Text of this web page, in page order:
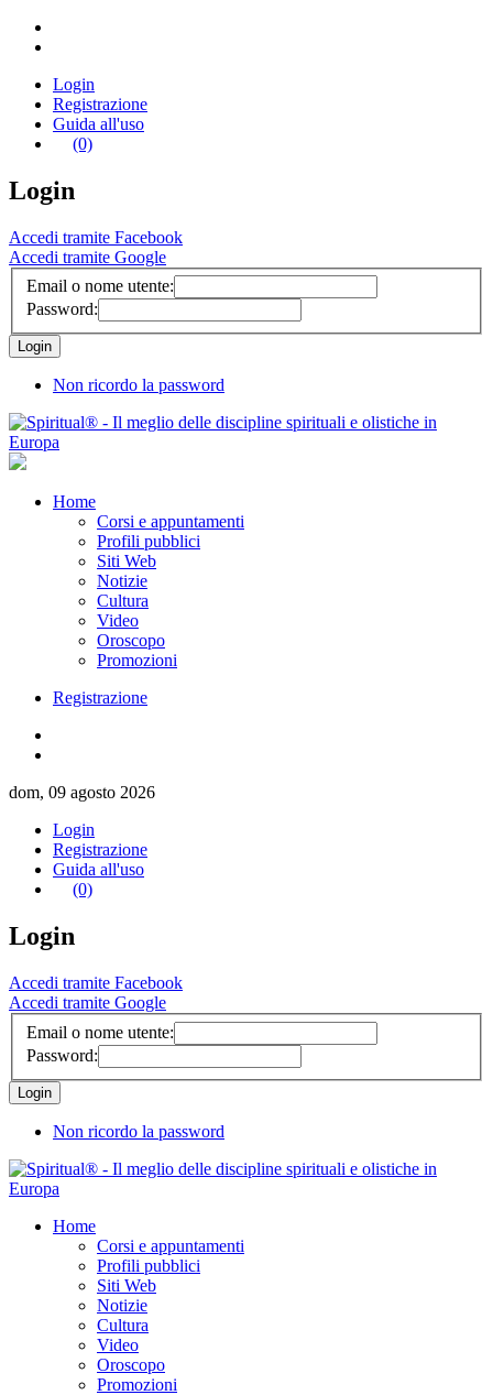
Login
Registrazione
Guida all'uso
(0)
Login
Accedi tramite Facebook
Accedi tramite Google
Email o nome utente:
Password:
Non ricordo la password
Home
Corsi e appuntamenti
Profili pubblici
Siti Web
Notizie
Cultura
Video
Oroscopo
Promozioni
Registrazione
dom, 09 agosto 2026
Login
Registrazione
Guida all'uso
(0)
Login
Accedi tramite Facebook
Accedi tramite Google
Email o nome utente:
Password:
Non ricordo la password
Home
Corsi e appuntamenti
Profili pubblici
Siti Web
Notizie
Cultura
Video
Oroscopo
Promozioni